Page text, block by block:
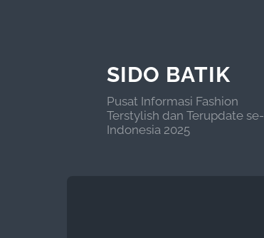
SIDO BATIK
Pusat Informasi Fashion
Terstylish dan Terupdate se-
Indonesia 2025